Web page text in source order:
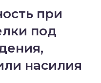
при
под
насилия